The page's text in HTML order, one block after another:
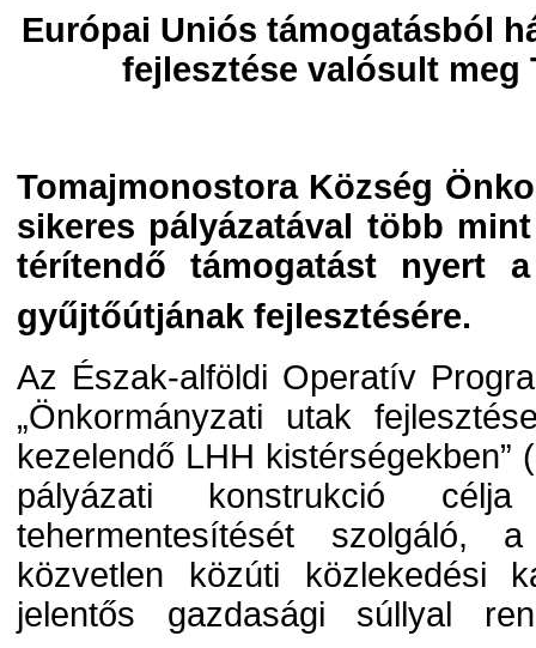
Európai Uniós támogatásból
fejlesztése valósult meg
Tomajmonostora Község
sikeres pályázatával több
térítendő támogatást nyert
gyűjtőútjának fejlesztésére.
Az Észak-alföldi Operatív
„Önkormányzati utak
kezelendő LHH kistérségekben”
pályázati konstrukció
tehermentesítését szolgáló, a
közvetlen közúti közlekedési
jelentős gazdasági súllyal